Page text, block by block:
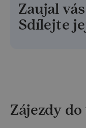
Zaujal
Sdílejte
Zájezdy